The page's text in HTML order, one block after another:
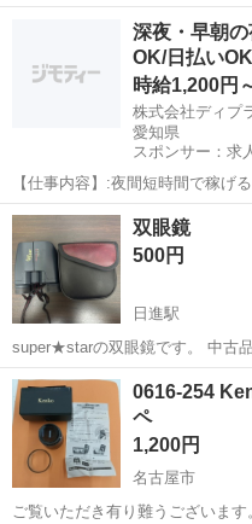
■端子：D-Sub(VGA)×2 ■付属品
名古屋市 星ヶ丘駅
深夜・早朝
OK/日払い
時給1,200円
株式会社ディプ
愛知県
スポンサー：求
【仕事内容】:夜間短時間で稼げ
なく安心して働けます! <こんな
い方 ⏩モクモク作業が好きな方
> 深夜時給1500円で稼...
アルバイト・パート
双眼鏡
500円
日進駅
super★starの双眼鏡です。 中古品ですので、理解のある方のみお願い
します。
愛知 日進市
0616-254
ペ
1,200円
名古屋市
ご覧いただき有り難うございます。 名古屋市とジモティーが連携